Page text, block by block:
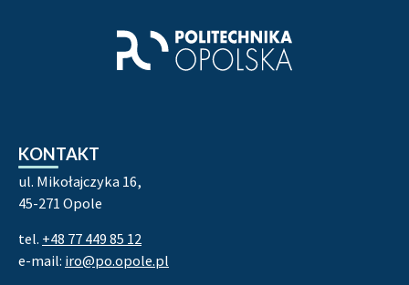
KONTAKT
ul. Mikołajczyka 16,
45-271 Opole
tel. +48 77 449 85 12
e-mail: iro@po.opole.pl